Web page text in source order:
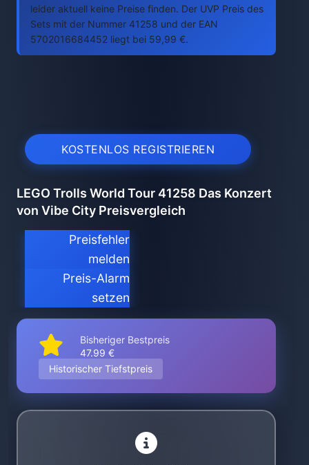
leider aktuell keine Preise finden. Der UVP Preis des
Sets mit der Nummer 41258 und der EAN
5702016684452 liegt bei 59,99 €.
KOSTENLOS REGISTRIEREN
LEGO Trolls World Tour 41258 Das Konzert
von Vibe City Preisvergleich
Preisfehler
melden
Preis-Alarm
setzen
Bisheriger Bestpreis
47.99 €
Historischer Tiefstpreis